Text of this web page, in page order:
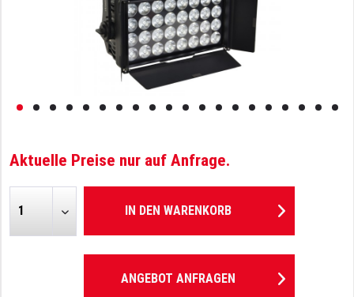
Aktuelle Preise nur auf Anfrage.
IN DEN WARENKORB
ANGEBOT ANFRAGEN